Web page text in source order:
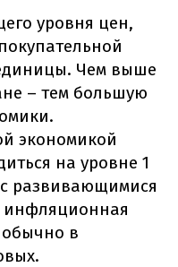
уровня цен,
Чем выше
– тем большую
экономикой
на уровне 1
развивающимися
инфляционная
в